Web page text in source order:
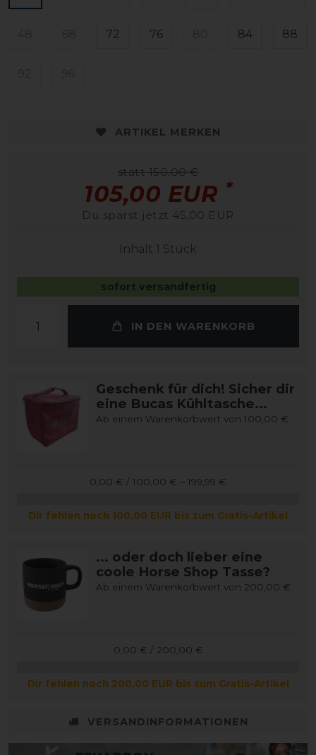
72 76 84 88
ARTIKEL MERKEN
statt 150,00 €
105,00 EUR *
Du sparst jetzt 45,00 EUR
Inhalt 1 Stück
sofort versandfertig
IN DEN WARENKORB
Geschenk für dich! Sicher dir
eine Bucas Kühltasche...
Ab einem Warenkorbwert von 100,00 €
0,00 € / 100,00 € – 199,99 €
Dir fehlen noch 100,00 EUR bis zum Gratis-Artikel
... oder doch lieber eine
coole Horse Shop Tasse?
Ab einem Warenkorbwert von 200,00 €
0,00 € / 200,00 €
Dir fehlen noch 200,00 EUR bis zum Gratis-Artikel
VERSANDINFORMATIONEN